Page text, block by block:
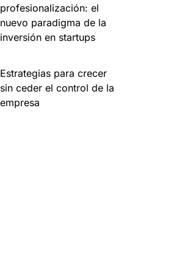
profesionalización: el
nuevo paradigma de la
inversión en startups
Estrategias para crecer
sin ceder el control de la
empresa